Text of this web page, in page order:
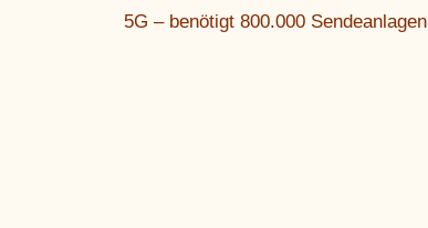
5G – benötigt 800.000 Sendeanlagen